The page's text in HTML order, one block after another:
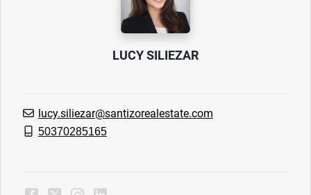
LUCY SILIEZAR
lucy.siliezar@santizorealestate.com
50370285165